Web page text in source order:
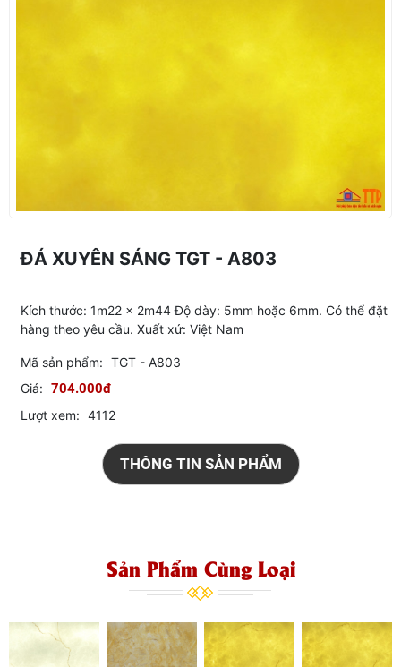
ĐÁ XUYÊN SÁNG TGT - A803
Kích thước: 1m22 x 2m44 Độ dày: 5mm hoặc 6mm. Có thể đặt
hàng theo yêu cầu. Xuất xứ: Việt Nam
Mã sản phẩm: TGT - A803
Giá: 704.000đ
Lượt xem: 4112
THÔNG TIN SẢN PHẨM
Sản Phẩm Cùng Loại